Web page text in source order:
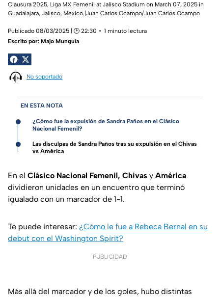
Clausura 2025, Liga MX Femenil at Jalisco Stadium on March 07, 2025 in
Guadalajara, Jalisco, Mexico.|Juan Carlos Ocampo/Juan Carlos Ocampo
Publicado 08/03/2025 | 🕑 22:30
1 minuto lectura
Escrito por: Majo Munguía
No soportado
EN ESTA NOTA
¿Cómo fue la expulsión de Sandra Paños en el Clásico
Nacional Femenil?
Las disculpas de Sandra Paños tras su expulsión en el Chivas
vs América
En el Clásico Nacional Femenil, Chivas y América
dividieron unidades en un encuentro que terminó
igualado con un marcador de 1-1.
Te puede interesar: ¿Cómo le fue a Rebeca Bernal en su
debut con el Washington Spirit?
PUBLICIDAD
Más allá del marcador y de los goles, hubo distintas